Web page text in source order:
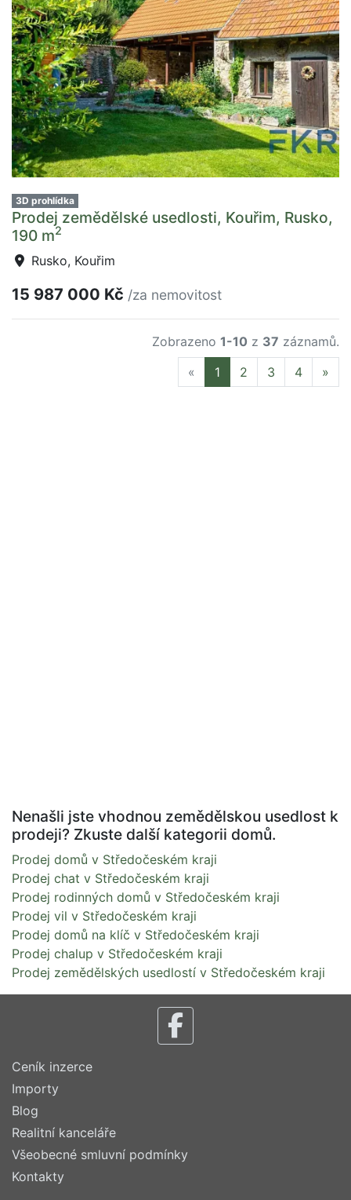
3D prohlídka
Prodej zemědělské usedlosti, Kouřim, Rusko,
190 m2
Rusko, Kouřim
15 987 000 Kč /za nemovitost
Zobrazeno 1-10 z 37 záznamů.
« Previous
1 2 3 4 »
Nenašli jste vhodnou zemědělskou usedlost k
prodeji? Zkuste další kategorii domů.
Prodej domů v Středočeském kraji
Prodej chat v Středočeském kraji
Prodej rodinných domů v Středočeském kraji
Prodej vil v Středočeském kraji
Prodej domů na klíč v Středočeském kraji
Prodej chalup v Středočeském kraji
Prodej zemědělských usedlostí v Středočeském kraji
Ceník inzerce
Importy
Blog
Realitní kanceláře
Všeobecné smluvní podmínky
Kontakty